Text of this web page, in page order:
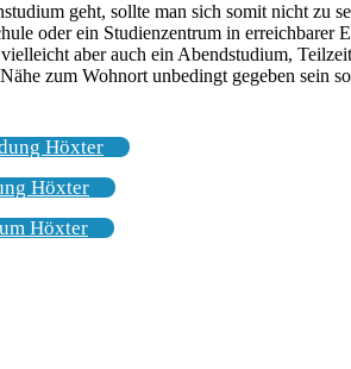
geht, sollte man sich somit nicht zu
oder ein Studienzentrum in
aber auch ein Abendstudium,
zum Wohnort unbedingt gegeben sein
Höxter
Höxter
Höxter